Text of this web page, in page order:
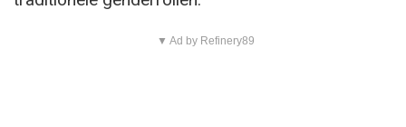
▼ Ad by Refinery89